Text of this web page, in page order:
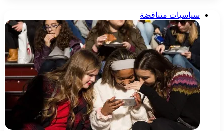
سياسيات متناقضة